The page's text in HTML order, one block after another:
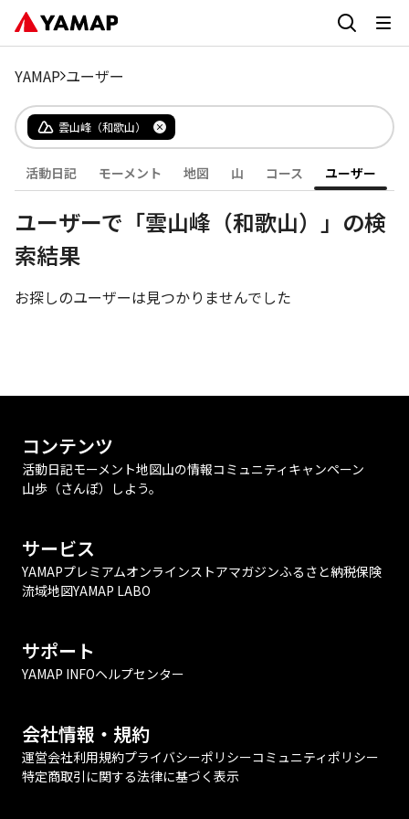
YAMAP ユーザー
雲山峰（和歌山）
活動日記 モーメント 地図 山 コース ユーザー
ユーザーで「雲山峰（和歌山）」の検
索結果
お探しのユーザーは見つかりませんでした
コンテンツ
活動日記モーメント地図山の情報コミュニティ キャンペーン
山歩（さんぽ）しよう。
サービス
YAMAPプレミアムオンラインストアマガジンふるさと納税保険
流域地図YAMAP LABO
サポート
YAMAP INFOヘルプセンター
会社情報・規約
運営会社利用規約プライバシーポリシーコミュニティポリシー
特定商取引に関する法律に基づく表示